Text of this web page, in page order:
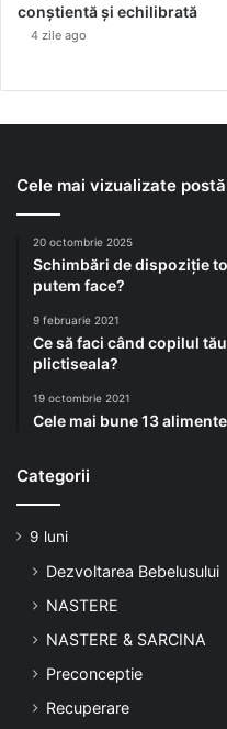
conștientă și echilibrată
4 zile ago
Cele mai vizualizate
20 octombrie 2025
Schimbări de dispoziție
putem face?
9 februarie 2021
Ce să faci când copilul
plictiseala?
19 octombrie 2021
Cele mai bune 13
Categorii
9 luni
Dezvoltarea Bebelusului
NASTERE
NASTERE & SARCINA
Preconceptie
Recuperare